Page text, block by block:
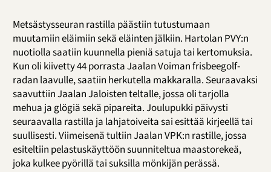
Metsästysseuran rastilla päästiin tutustumaan
muutamiin eläimiin sekä eläinten jälkiin. Hartolan PVY:n
nuotiolla saatiin kuunnella pieniä satuja tai kertomuksia.
Kun oli kiivetty 44 porrasta Jaalan Voiman frisbeegolf-
radan laavulle, saatiin herkutella makkaralla. Seuraavaksi
saavuttiin Jaalan Jaloisten teltalle, jossa oli tarjolla
mehua ja glögiä sekä pipareita. Joulupukki päivysti
seuraavalla rastilla ja lahjatoiveita sai esittää kirjeellä tai
suullisesti. Viimeisenä tultiin Jaalan VPK:n rastille, jossa
esiteltiin pelastuskäyttöön suunniteltua maastorekeä,
joka kulkee pyörillä tai suksilla mönkijän perässä.